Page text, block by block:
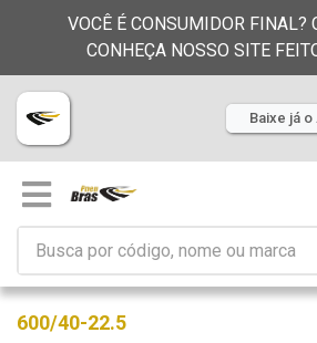
VOCÊ É CONSUMIDOR FINAL?
CONHEÇA NOSSO SITE
Baixe já
600/40-22.5